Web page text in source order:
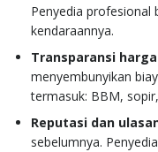
Penyedia profesional
kendaraannya.
Transparansi harga
menyembunyikan
termasuk: BBM,
Reputasi dan
sebelumnya.